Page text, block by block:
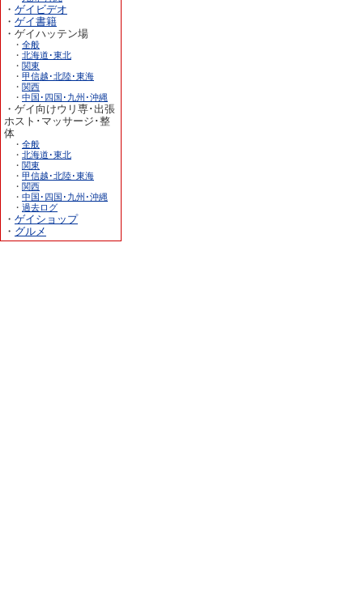
・ ゲイビデオ
・ ゲイ書籍
・ゲイハッテン場
・ 全般
・ 北海道･東北
・ 関東
・ 甲信越･北陸･東海
・ 関西
・ 中国･四国･九州･沖縄
・ゲイ向けウリ専･出張
ホスト･マッサージ･整
体
・ 全般
・ 北海道･東北
・ 関東
・ 甲信越･北陸･東海
・ 関西
・ 中国･四国･九州･沖縄
・ 過去ログ
・ ゲイショップ
・ グルメ